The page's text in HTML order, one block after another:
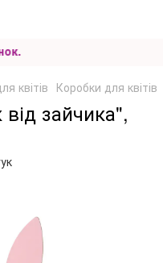
квітів Коробки для квітів
зайчика",